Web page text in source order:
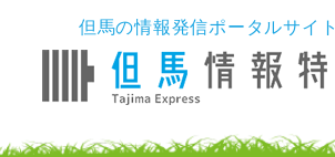
但馬の情報発信ポータルサイト